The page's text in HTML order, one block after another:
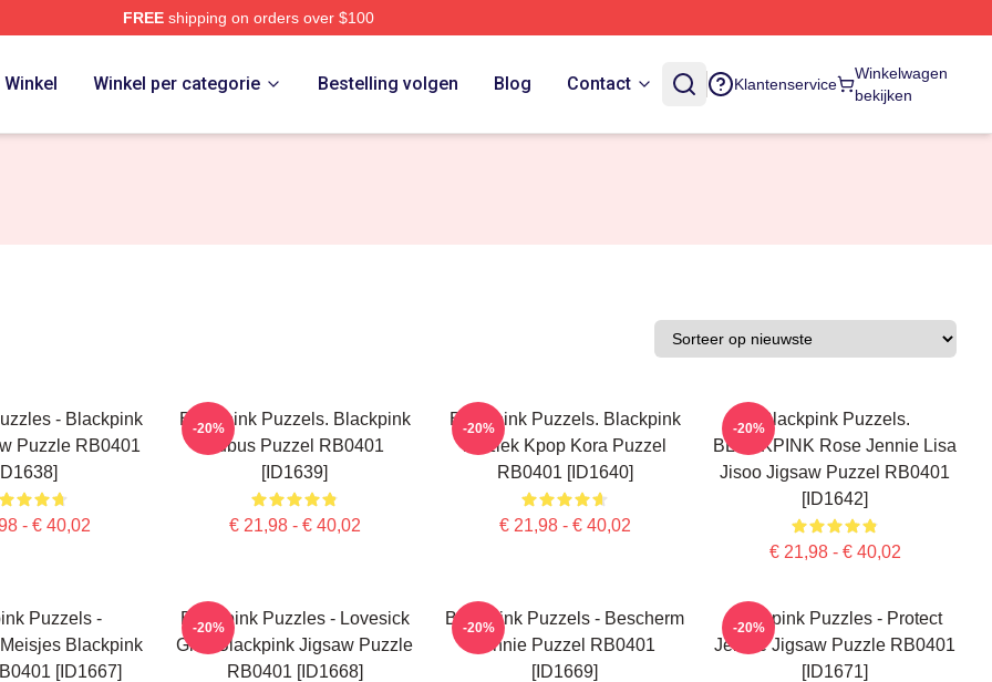
FREEshipping on orders over $100
Winkel Winkel per categorie Bestelling volgen Blog Contact Klantenservice
Winkelwagen
bekijken
- Blackpink
Puzzle RB0401
- € 40,02
Blackpink Puzzels. Blackpink
Kubus Puzzel RB0401
[ID1639]
€ 21,98 - € 40,02
-20%
Blackpink Puzzels. Blackpink
Muziek Kpop Kora Puzzel
RB0401 [ID1640]
€ 21,98 - € 40,02
-20%
Blackpink Puzzels.
BLACKPINK Rose Jennie Lisa
Jisoo Jigsaw Puzzel RB0401
[ID1642]
€ 21,98 - € 40,02
-20%
Puzzels -
Blackpink
[ID1667]
Blackpink Puzzles - Lovesick
Girls Blackpink Jigsaw Puzzle
RB0401 [ID1668]
-20%
Blackpink Puzzels - Bescherm
Jennie Puzzel RB0401
[ID1669]
-20%
Blackpink Puzzles - Protect
Jennie Jigsaw Puzzle RB0401
[ID1671]
-20%